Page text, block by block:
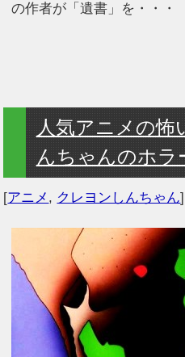
の作者が「遺書」を・・・
人気アニメの怖
んちゃんのホラ
[アニメ , クレヨンしんちゃん]